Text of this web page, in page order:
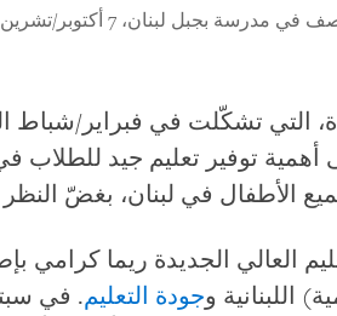
7 أكتوبر/تشرين الأول 2016.
التي تشكّلت في فبراير/شباط
توفير تعليم جيد للطلاب في
الأطفال في لبنان، بغضّ
العالي الجديدة ريما كرامي
اللبنانية وجودة التعليم. في